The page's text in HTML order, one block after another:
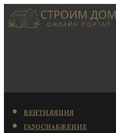
ВЕНТИЛЯЦИЯ
ГАЗОСНАБЖЕНИЕ